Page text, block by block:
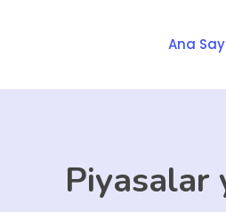
Ana
Piyasalar